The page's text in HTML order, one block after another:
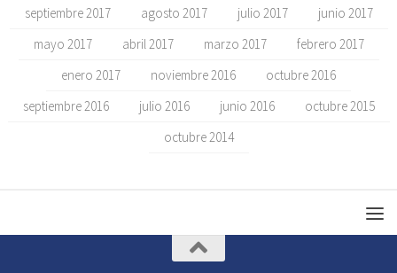
septiembre 2017
agosto 2017 julio 2017
junio 2017
mayo 2017
abril 2017 marzo 2017
febrero 2017
enero 2017
noviembre 2016
octubre 2016
septiembre 2016
julio 2016 junio 2016
octubre 2015
octubre 2014